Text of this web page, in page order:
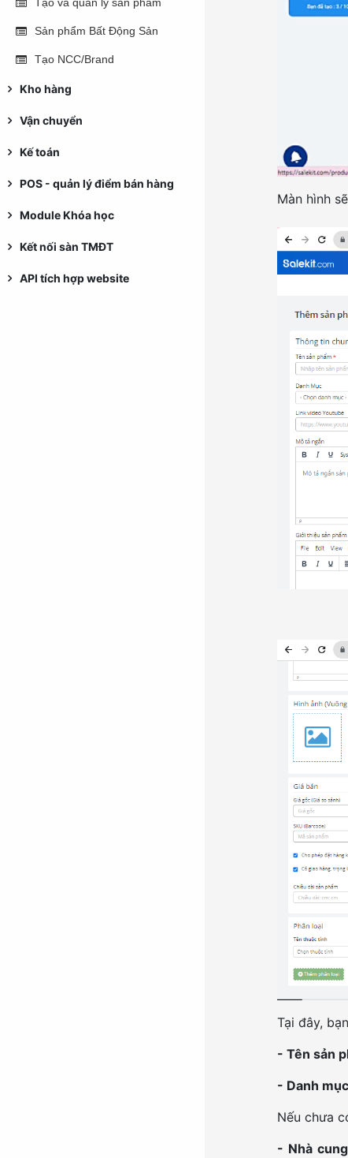
Sản phẩm Bất Động Sản
Tạo NCC/Brand
Kho hàng
Vận chuyển
Kế toán
POS - quản lý điểm bán hàng
Module Khóa học
Kết nối sàn TMĐT
API tích hợp website
Màn hình
Tại đây,
- Tên sản
- Danh mục
Nếu chưa
- Nhà